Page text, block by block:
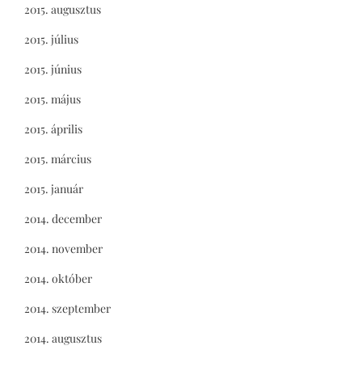
2015. augusztus
2015. július
2015. június
2015. május
2015. április
2015. március
2015. január
2014. december
2014. november
2014. október
2014. szeptember
2014. augusztus